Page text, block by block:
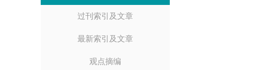
过刊索引及文章
最新索引及文章
观点摘编